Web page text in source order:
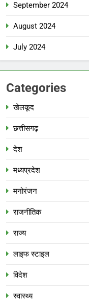
September 2024
August 2024
July 2024
Categories
खेलकूद
छत्तीसगढ़
देश
मध्‍यप्रदेश
मनोरंजन
राजनीतिक
राज्य
लाइफ स्टाइल
विदेश
स्‍वास्‍थ्‍य